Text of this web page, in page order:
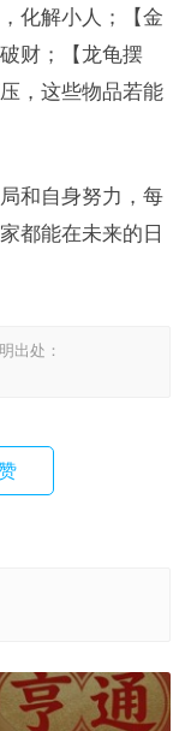
化解小人；【金
财；【龙龟摆
，这些物品若能
和自身努力，每
都能在未来的日
出处：